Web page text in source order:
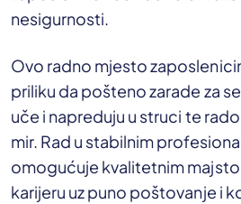
nesigurnosti.
Ovo radno mjesto
priliku da pošteno zarade za
uče i napreduju u struci te
mir. Rad u stabilnim
omogućuje kvalitetnim
karijeru uz puno poštovanje i